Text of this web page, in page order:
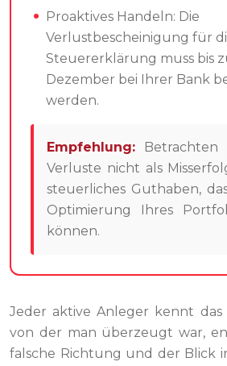
Proaktives Handeln: Die
Verlustbescheinigung für
Steuererklärung muss bis
Dezember bei Ihrer Bank
werden.
Empfehlung: Betrachten
Verluste nicht als
steuerliches Guthaben,
Optimierung Ihres
können.
Jeder aktive Anleger kennt das
von der man überzeugt war,
falsche Richtung und der Blick